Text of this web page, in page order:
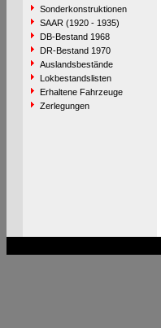
Sonderkonstruktionen
SAAR (1920 - 1935)
DB-Bestand 1968
DR-Bestand 1970
Auslandsbestände
Lokbestandslisten
Erhaltene Fahrzeuge
Zerlegungen